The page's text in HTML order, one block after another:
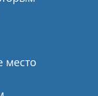
место